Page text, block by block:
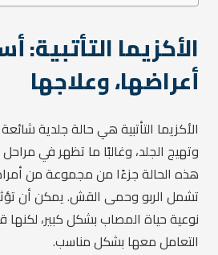
الأكزيما التأتبية:
أعراضها، وعلاجها
الأكزيما التأتبية هي حالة جلدية
وتهيج الجلد، وغالبًا ما تظهر في
هذه الحالة جزءًا من مجموعة من
تشمل الربو وحمى القش. يمكن أن تؤثر
نوعية حياة المصاب بشكل كبير، لكنها
التعامل معها بشكل مناسب.